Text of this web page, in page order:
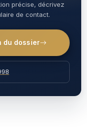
précise, décrivez
de contact.
du dossier